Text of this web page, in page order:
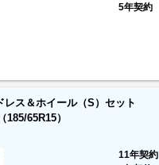
5年契約
レス＆ホイール（S）セット
（185/65R15）
11年契約